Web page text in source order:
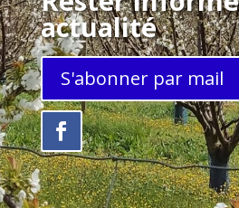
actualité
S'abonner par mail